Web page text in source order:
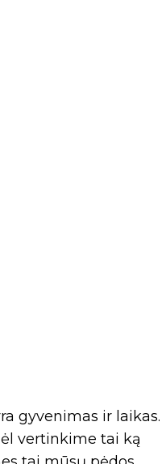
gyvenimas ir laikas.
vertinkime tai ką